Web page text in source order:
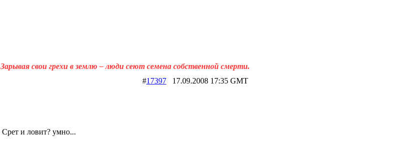
Зарывая свои грехи в землю – люди сеют семена собственной смерти.
#17397 17.09.2008 17:35 GMT
Срет и ловит? умно...